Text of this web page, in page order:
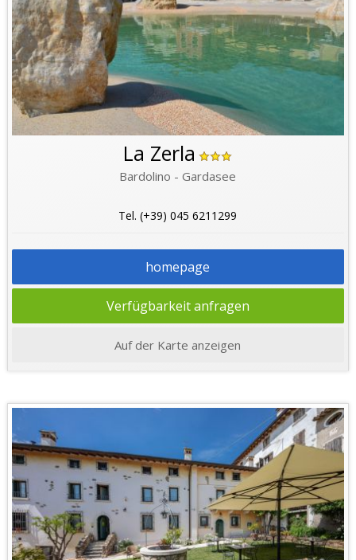
La Zerla
Bardolino - Gardasee
Tel. (+39) 045 6211299
homepage
Verfügbarkeit anfragen
Auf der Karte anzeigen